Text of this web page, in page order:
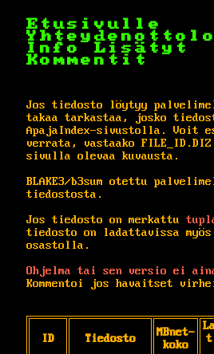
Etusivulle
Info
Lisätyt
Kommentit
Jos tiedosto löytyy
takaa tarkastaa, josko
ApajaIndex-sivustolla. Voit
verrata, vastaako
sivulla olevaa kuvausta.
BLAKE3/b3sum otettu
tiedostosta.
Jos tiedosto on merkattu
tiedosto on ladattavissa
osastolla.
Ohjelma tai sen versio ei
Kommentoi jos havaitset
ID Tiedosto
MBnet-
koko